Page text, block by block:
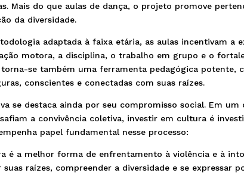
Mais do que aulas de dança, o projeto promove
da diversidade.
adaptada à faixa etária, as aulas incentivam a
motora, a disciplina, o trabalho em grupo e o
se também uma ferramenta pedagógica potente,
conscientes e conectadas com suas raízes.
se destaca ainda por seu compromisso social. Em
a convivência coletiva, investir em cultura é
papel fundamental nesse processo:
é a melhor forma de enfrentamento à violência e à
suas raízes, compreender a diversidade e se expressar